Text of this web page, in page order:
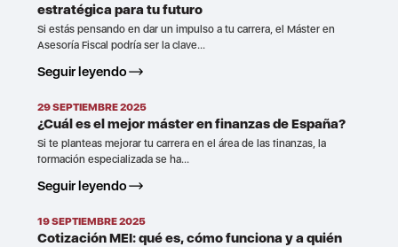
estratégica para tu futuro
Si estás pensando en dar un impulso a tu carrera, el Máster en
Asesoría Fiscal podría ser la clave...
Seguir leyendo
29 SEPTIEMBRE 2025
¿Cuál es el mejor máster en finanzas de España?
Si te planteas mejorar tu carrera en el área de las finanzas, la
formación especializada se ha...
Seguir leyendo
19 SEPTIEMBRE 2025
Cotización MEI: qué es, cómo funciona y a quién